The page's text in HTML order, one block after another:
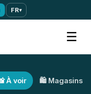
FR▾
☰
À voir 🛍️ Magasins